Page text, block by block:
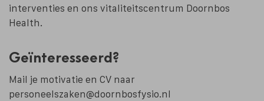
interventies en ons vitaliteitscentrum Doornbos
Health.
Geïnteresseerd?
Mail je motivatie en CV naar
personeelszaken@doornbosfysio.nl